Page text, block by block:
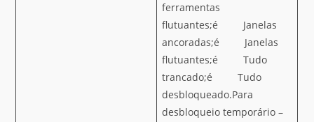
ferramentas
flutuantes;é Janelas
ancoradas;é Janelas
flutuantes;é Tudo
trancado;é Tudo
desbloqueado.Para
desbloqueio temporário –